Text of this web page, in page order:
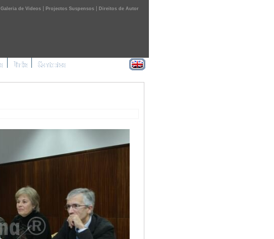
Galeria de Videos | Projectos Suspensos | Direitos de Autor